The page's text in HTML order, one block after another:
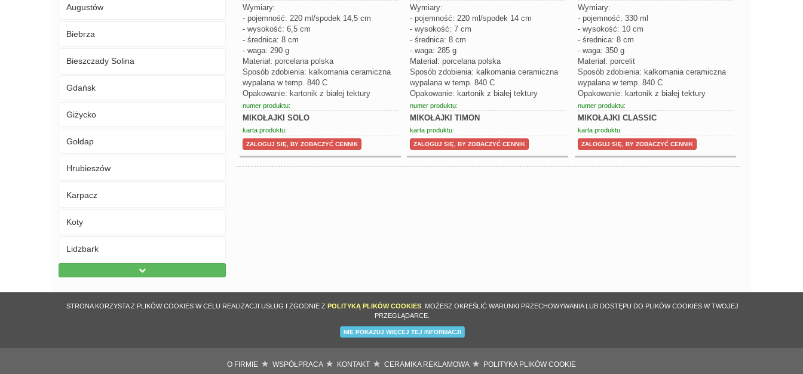
Augustów
Biebrza
Bieszczady Solina
Gdańsk
Giżycko
Gołdap
Hrubieszów
Karpacz
Koty
Lidzbark
Wymiary:
- pojemność: 220 ml/spodek 14,5 cm
- wysokość: 6,5 cm
- średnica: 8 cm
- waga: 290 g
Materiał: porcelana polska
Sposób zdobienia: kalkomania ceramiczna
wypalana w temp. 840 C
Opakowanie: kartonik z białej tektury
numer produktu:
MIKOŁAJKI SOLO
karta produktu:
ZALOGUJ SIĘ, BY ZOBACZYĆ CENNIK
Wymiary:
- pojemność: 220 ml/spodek 14 cm
- wysokość: 7 cm
- średnica: 8 cm
- waga: 285 g
Materiał: porcelana polska
Sposób zdobienia: kalkomania ceramiczna
wypalana w temp. 840 C
Opakowanie: kartonik z białej tektury
numer produktu:
MIKOŁAJKI TIMON
karta produktu:
ZALOGUJ SIĘ, BY ZOBACZYĆ CENNIK
Wymiary:
- pojemność: 330 ml
- wysokość: 10 cm
- średnica: 8 cm
- waga: 350 g
Materiał: porcelit
Sposób zdobienia: kalkomania ceramiczna
wypalana w temp. 840 C
Opakowanie: kartonik z białej tektury
numer produktu:
MIKOŁAJKI CLASSIC
karta produktu:
ZALOGUJ SIĘ, BY ZOBACZYĆ CENNIK
STRONA KORZYSTA Z PLIKÓW COOKIES W CELU REALIZACJI USŁUG I ZGODNIE Z POLITYKĄ PLIKÓW COOKIES. MOŻESZ OKREŚLIĆ WARUNKI PRZECHOWYWANIA LUB DOSTĘPU DO PLIKÓW COOKIES W TWOJEJ
PRZEGLĄDARCE.
NIE POKAZUJ WIĘCEJ TEJ INFORMACJI
O FIRMIE WSPÓŁPRACA KONTAKT CERAMIKA REKLAMOWA POLITYKA PLIKÓW COOKIE